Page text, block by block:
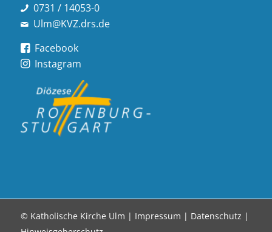
0731 / 14053-0
Ulm@KVZ.drs.de
Facebook
Instagram
© Katholische Kirche Ulm | Impressum | Datenschutz |